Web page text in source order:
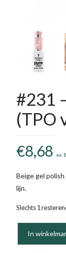
#231
(TPO
€8,68 ex.
Beige gel
lijn.
Slechts 1
In